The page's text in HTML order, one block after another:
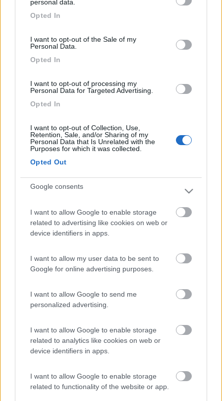
grant or deny consent to Google and its third-party tags to
use your data for below specified purposes in below Google
personal data.
Opted In
I want to opt-out of the Sale of my
Personal Data.
Opted In
I want to opt-out of processing my
Personal Data for Targeted Advertising.
Opted In
I want to opt-out of Collection, Use,
Retention, Sale, and/or Sharing of my
Personal Data that Is Unrelated with the
Purposes for which it was collected.
Opted Out
Google consents
I want to allow Google to enable storage
related to advertising like cookies on web or
device identifiers in apps.
I want to allow my user data to be sent to
Google for online advertising purposes.
I want to allow Google to send me
personalized advertising.
I want to allow Google to enable storage
related to analytics like cookies on web or
device identifiers in apps.
I want to allow Google to enable storage
related to functionality of the website or app.
Map
1697
Benvenuta. Da dove vieni? Mauro
mageo163
Inserito il20/04/2006 alle:21:12:19
Se avete l'acqua alla gola siete tranquilli,i problemi ci sono
quando l'acqua non c'è [:D][:D]Ciao ci si vede in giro!Buoni KM
umby69
72
Inserito il20/04/2006 alle: 23:19:14
Un caro benvenuto in famiglia Ciao Ciao[:)][:)][:)]Umberto
wilddrake
-
Benvenuti tra noi anche da ennio, Sandra, Danja e
Damiano(componente quest'ultimo a terra). Metti il nick sul
cruscotto e ci si vede prima o poi. Ciao.[:)]
silvia78
45
Benvenuta!!!! [:o)]
Inserito il21/04/2006 alle:14:08:29
Originally posted by ledipimma
> ciao e benvenuta. @ledipimma la conoci che l'hai salutata
come Adriana? non potrebbe essere Loredana invece? chiedo,